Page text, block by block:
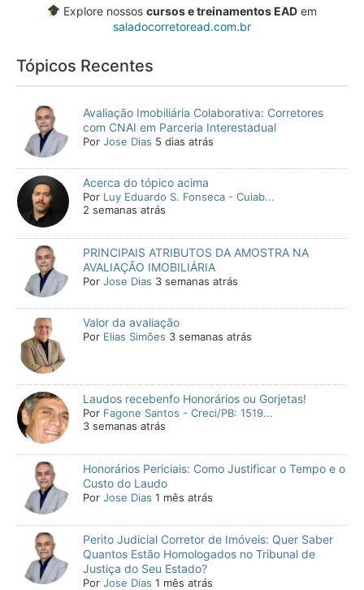
Explore nossos cursos e treinamentos EADem
saladocorretoread.com.br
Tópicos Recentes
Avaliação Imobiliária Colaborativa: Corretores
com CNAI em Parceria Interestadual
PorJose Dias 5 dias atrás
Acerca do tópico acima
Por Luy Eduardo S. Fonseca - Cuiab...
2 semanas atrás
PRINCIPAIS ATRIBUTOS DA AMOSTRA NA
AVALIAÇÃO IMOBILIÁRIA
PorJose Dias 3 semanas atrás
Valor da avaliação
Por Elias Simões 3 semanas atrás
Laudos recebenfo Honorários ou Gorjetas!
Por Fagone Santos - Creci/PB: 1519...
3 semanas atrás
Honorários Periciais: Como Justificar o Tempo e o
Custo do Laudo
PorJose Dias 1 mês atrás
Perito Judicial Corretor de Imóveis: Quer Saber
Quantos Estão Homologados no Tribunal de
Justiça do Seu Estado?
PorJose Dias 1 mês atrás